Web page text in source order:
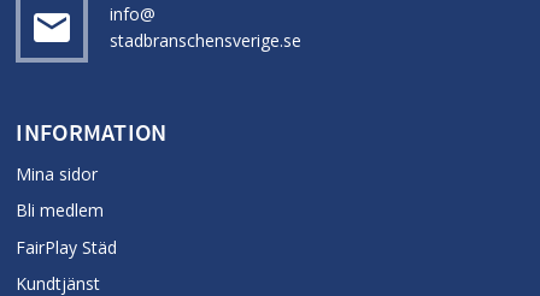
email
info@
stadbranschensverige.se
INFORMATION
Mina sidor
Bli medlem
FairPlay Städ
Kundtjänst